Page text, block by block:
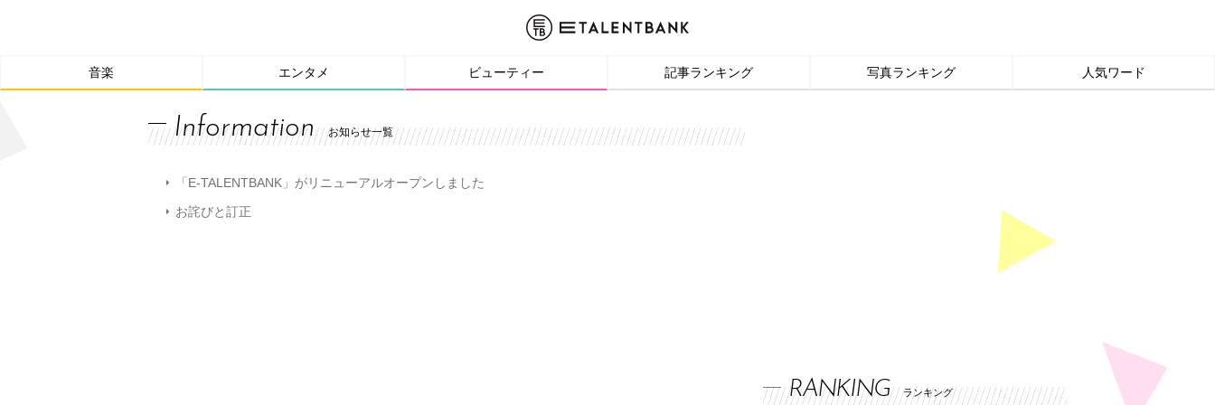
音楽 エンタメ ビューティー 記事ランキング 写真ランキング 人気ワード
Information お知らせ一覧
「E-TALENTBANK」がリニューアルオープンしました
お詫びと訂正
RANKING ランキング